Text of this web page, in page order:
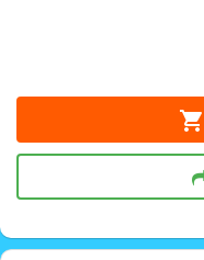
shopping_cart